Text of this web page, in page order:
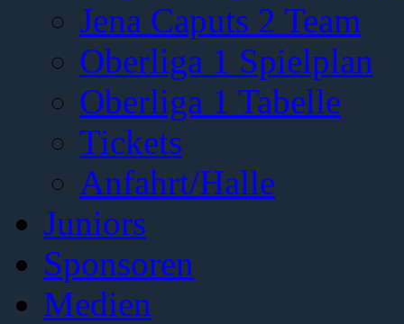
Jena Caputs 2 Team
Oberliga 1 Spielplan
Oberliga 1 Tabelle
Tickets
Anfahrt/Halle
Juniors
Sponsoren
Medien